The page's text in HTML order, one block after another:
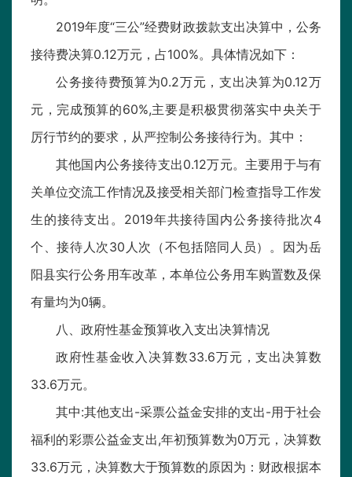
2019年度“三公”经费财政拨款支出决算中，公务
接待费决算0.12万元，占100%。具体情况如下：
公务接待费预算为0.2万元，支出决算为0.12万
元，完成预算的60%,主要是积极贯彻落实中央关于
厉行节约的要求，从严控制公务接待行为。其中：
其他国内公务接待支出0.12万元。主要用于与有
关单位交流工作情况及接受相关部门检查指导工作发
生的接待支出。2019年共接待国内公务接待批次4
个、接待人次30人次（不包括陪同人员）。因为岳
阳县实行公务用车改革，本单位公务用车购置数及保
有量均为0辆。
八、政府性基金预算收入支出决算情况
政府性基金收入决算数33.6万元，支出决算数
33.6万元。
其中:其他支出-采票公益金安排的支出-用于社会
福利的彩票公益金支出,年初预算数为0万元，决算数
33.6万元，决算数大于预算数的原因为：财政根据本